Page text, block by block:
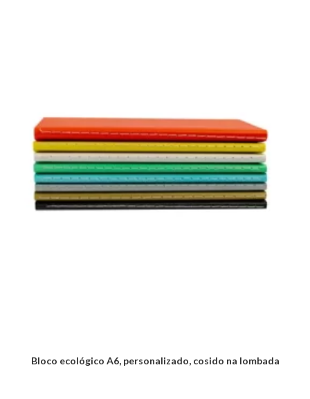
Bloco ecológico A6, personalizado, cosido na lombada